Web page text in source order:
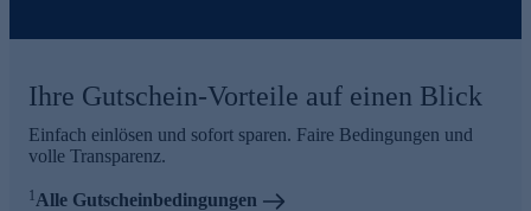
Ihre Gutschein-Vorteile auf einen Blick
Einfach einlösen und sofort sparen. Faire Bedingungen und
volle Transparenz.
1Alle Gutscheinbedingungen